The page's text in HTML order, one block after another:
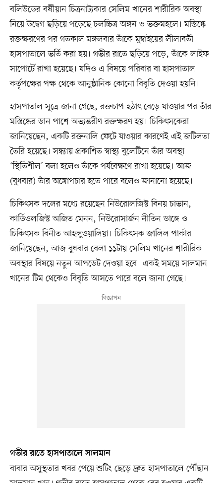
বলিউডের বর্ষীয়ান চিত্রনাট্যকার সেলিম খানের শারীরিক অবস্থা
নিয়ে উদ্বেগ ছড়িয়ে পড়েছে চলচ্চিত্র অঙ্গন ও ভক্তমহলে। মস্তিষ্কে
রক্তক্ষরণের পর গতকাল মঙ্গলবার তাঁকে মুম্বাইয়ের লীলাবতী
হাসপাতালে ভর্তি করা হয়। গভীর রাতে ছড়িয়ে পড়ে, তাঁকে লাইফ
সাপোর্টে রাখা হয়েছে। যদিও এ বিষয়ে পরিবার বা হাসপাতাল
কর্তৃপক্ষের পক্ষ থেকে আনুষ্ঠানিক কোনো বিবৃতি দেওয়া হয়নি।
হাসপাতাল সূত্রে জানা গেছে, রক্তচাপ হঠাৎ বেড়ে যাওয়ার পর তাঁর
মস্তিষ্কের ডান পাশে অভ্যন্তরীণ রক্তক্ষরণ হয়। চিকিৎসকেরা
জানিয়েছেন, একটি রক্তনালি ফেটে যাওয়ার কারণেই এই জটিলতা
তৈরি হয়েছে। সন্ধ্যায় প্রকাশিত স্বাস্থ্য বুলেটিনে তাঁর অবস্থা
‘স্থিতিশীল’ বলা হলেও তাঁকে পর্যবেক্ষণে রাখা হয়েছে। আজ
(বুধবার) তাঁর অস্ত্রোপচার হতে পারে বলেও জানানো হয়েছে।
চিকিৎসক দলের মধ্যে রয়েছেন নিউরোলজিস্ট বিনয় চাভান,
কার্ডিওলজিস্ট অজিত মেনন, নিউরোসার্জন নীতিন ডাঙ্গে ও
চিকিৎসক বিনীত আহলুওয়ালিয়া। চিকিৎসক জালিল পার্কার
জানিয়েছেন, আজ বুধবার বেলা ১১টায় সেলিম খানের শারীরিক
অবস্থার বিষয়ে নতুন আপডেট দেওয়া হবে। একই সময়ে সালমান
খানের টিম থেকেও বিবৃতি আসতে পারে বলে জানা গেছে।
গভীর রাতে হাসপাতালে সালমান
বাবার অসুস্থতার খবর পেয়ে শুটিং ছেড়ে দ্রুত হাসপাতালে পৌঁছান